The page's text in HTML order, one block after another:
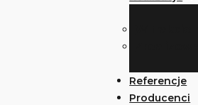
Referencje
Producenci